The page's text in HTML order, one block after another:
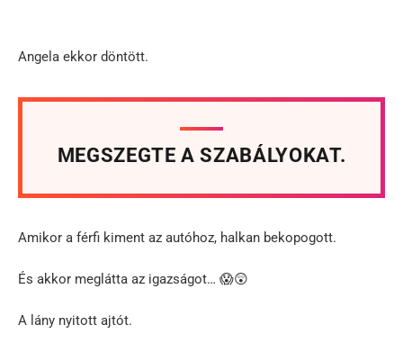
Angela ekkor döntött.
MEGSZEGTE A SZABÁLYOKAT.
Amikor a férfi kiment az autóhoz, halkan bekopogott.
És akkor meglátta az igazságot… 😱😲
A lány nyitott ajtót.